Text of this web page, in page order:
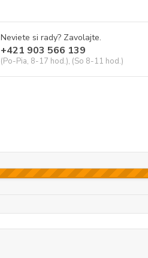
Neviete si rady? Zavolajte.
+421 903 566 139
(Po-Pia, 8-17 hod.), (So 8-11 hod.)